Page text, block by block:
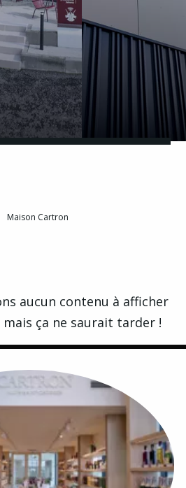
Maison Cartron
aucun contenu à afficher
ça ne saurait tarder !